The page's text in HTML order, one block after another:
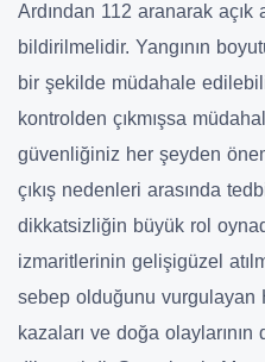
Ardından 112 aranarak açık
bildirilmelidir. Yangının
bir şekilde müdahale
kontrolden çıkmışsa
güvenliğiniz her şeyden
çıkış nedenleri arasında
dikkatsizliğin büyük rol
izmaritlerinin gelişigüzel
sebep olduğunu vurgulayan
kazaları ve doğa